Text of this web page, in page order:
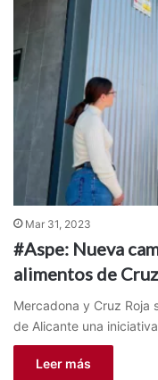
Mar 31, 2023
#Aspe: Nueva
alimentos de
Mercadona y Cruz Roja
de Alicante una
Leer más